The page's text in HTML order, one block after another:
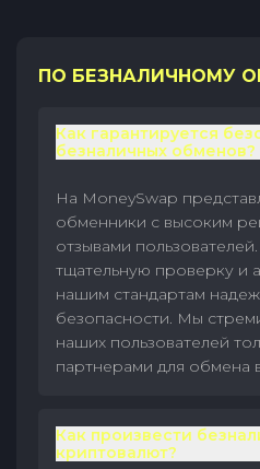
ПО БЕЗНАЛИЧНОМУ
Как гарантируется
безналичных обменов?
На MoneySwap
обменники с высоким
отзывами
тщательную проверку и
нашим стандартам
безопасности. Мы
наших пользователей
партнерами для обмена
Как произвести
криптовалют?